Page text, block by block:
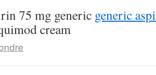
75 mg generic generic
cream